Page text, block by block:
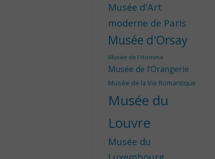
Musée d'Art
moderne de Paris
Musée d'Orsay
Musée de l'Homme
Musée de l'Orangerie
Musée de la Vie Romantique
Musée du
Louvre
Musée du